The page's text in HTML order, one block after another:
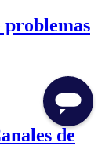
problemas
de